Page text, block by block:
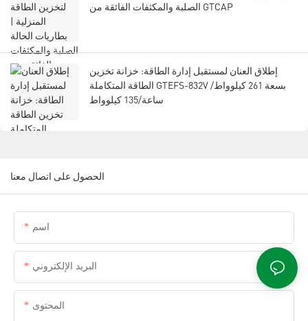
الصلبة والمكثفات الفائقة من GTCAP
إطلاق العنان لمستقبل إدارة الطاقة: خزانة تخزين
الطاقة المتكاملة GTEFS-832V بسعة 261 كيلوواط/
ساعة/135 كيلوواط
الحصول على اتصال معنا
اسم
البريد الإلكتروني
المحتوى